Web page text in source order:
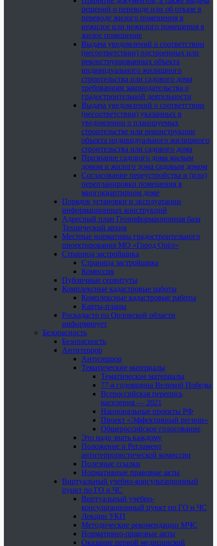
решений о переводе или об отказе в
переводе жилого помещения в
нежилое или нежилого помещения в
жилое помещение
Выдача уведомлений о соответствии
(несоответствии) построенных или
реконструированных объекта
индивидуального жилищного
строительства или садового дома
требованиям законодательства о
градостроительной деятельности
Выдача уведомлений о соответствии
(несоответствии) указанных в
уведомлении о планируемых
строительстве или реконструкции
объекта индивидуального жилищного
строительства или садового дома
Признание садового дома жилым
домом и жилого дома садовым домом
Согласование переустройства и (или)
перепланировки помещения в
многоквартирном доме
Порядок установки и эксплуатации
информационных конструкций
Адресный план Геоинформационная база
Технический архив
Местные нормативы градостроительного
проектирования МО «Город Орёл»
Страница застройщика
Страница застройщика
Комиссия
Публичные сервитуты
Комплексные кадастровые работы
Комплексные кадастровые работы
Карты-планы
Роскадастр по Орловской области
информирует
Безопасность
Безопасность
Антитеррор
Антитеррор
Тематические материалы
Тематические материалы
77-я годовщина Великой Победы
Всероссийская перепись
населения — 2021
Национальные проекты РФ
Проект «Эффективный регион»
Общероссийское голосование
Это надо знать каждому
Положение и Регламент
антитеррористической комиссии
Полезные ссылки
Нормативные правовые акты
Виртуальный учебно-консультационный
пункт по ГО и ЧС
Виртуальный учебно-
консультационный пункт по ГО и ЧС
Лекции УКП
Методические рекомендации МЧС
Нормативно-правовые акты
Оказание первой медицинской